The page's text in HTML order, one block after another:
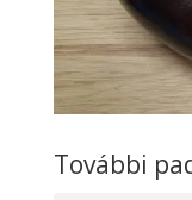
További